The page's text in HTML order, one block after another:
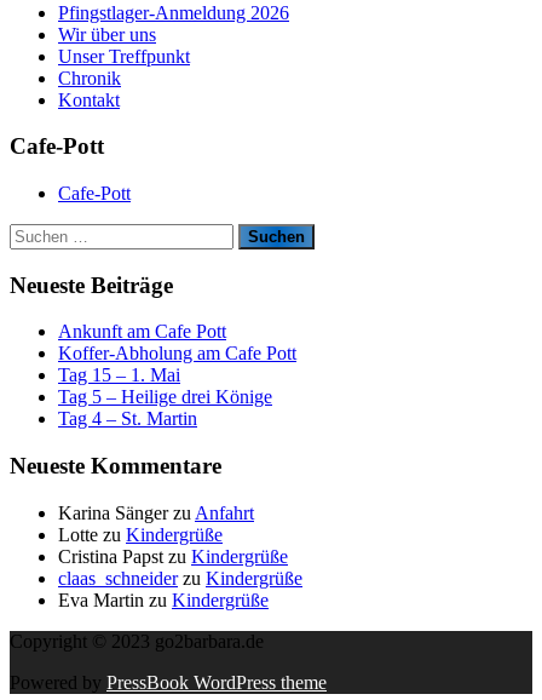
Pfingstlager-Anmeldung 2026
Wir über uns
Unser Treffpunkt
Chronik
Kontakt
Cafe-Pott
Cafe-Pott
S
u
c
h
Neueste Beiträge
Ankunft am Cafe Pott
Koffer-Abholung am Cafe Pott
Tag 15 – 1. Mai
Tag 5 – Heilige drei Könige
Tag 4 – St. Martin
Neueste Kommentare
Karina Sängerzu Anfahrt
Lotte zu Kindergrüße
Cristina Papst zu Kindergrüße
claas_schneiderzu Kindergrüße
Eva Martin zu Kindergrüße
Copyright © 2023 go2barbara.de
Powered by PressBook WordPress theme